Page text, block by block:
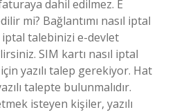
dahil edilmez. E
mi? Bağlantımı nasıl iptal
iptal talebinizi e-devlet
SIM kartı nasıl iptal
yazılı talep gerekiyor. Hat
talepte bulunmalıdır.
isteyen kişiler, yazılı